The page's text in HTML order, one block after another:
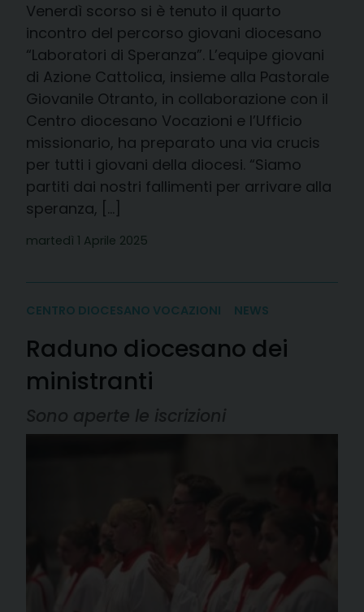
Venerdì scorso si è tenuto il quarto
incontro del percorso giovani diocesano
“Laboratori di Speranza”. L’equipe giovani
di Azione Cattolica, insieme alla Pastorale
Giovanile Otranto, in collaborazione con il
Centro diocesano Vocazioni e l’Ufficio
missionario, ha preparato una via crucis
per tutti i giovani della diocesi. “Siamo
partiti dai nostri fallimenti per arrivare alla
speranza, […]
martedì 1 Aprile 2025
CENTRO DIOCESANO VOCAZIONI NEWS
Raduno diocesano dei
ministranti
Sono aperte le iscrizioni